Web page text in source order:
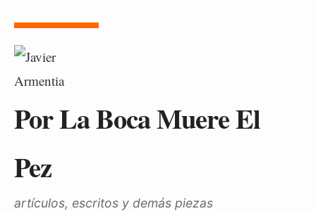
Por La Boca Muere El
Pez
artículos, escritos y demás piezas